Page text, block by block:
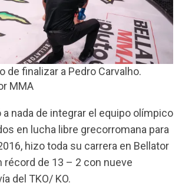
de finalizar a Pedro Carvalho.
MMA
a nada de integrar el equipo olímpico
en lucha libre grecorromana para
hizo toda su carrera en Bellator
récord de 13 – 2 con nueve
del TKO/ KO.